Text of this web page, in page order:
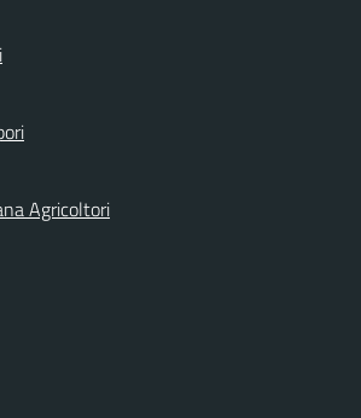
Agricoltori